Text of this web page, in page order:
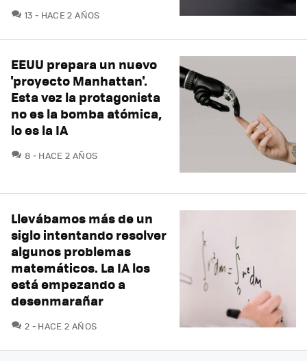
13 COMENTARIOS
HACE 2 AÑOS
EEUU prepara un nuevo
'proyecto Manhattan'.
Esta vez la protagonista
no es la bomba atómica,
lo es la IA
8 COMENTARIOS
HACE 2 AÑOS
Llevábamos más de un
siglo intentando resolver
algunos problemas
matemáticos. La IA los
está empezando a
desenmarañar
2 COMENTARIOS
HACE 2 AÑOS